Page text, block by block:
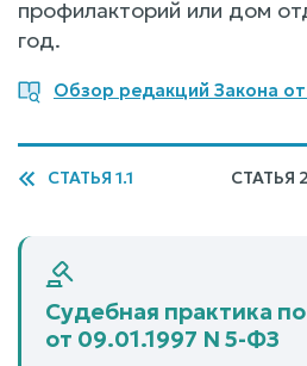
профилакторий или дом
год.
Обзор редакций Закона
СТАТЬЯ 1.1 СТАТЬЯ 2
Судебная практика
от 09.01.1997 N 5-ФЗ